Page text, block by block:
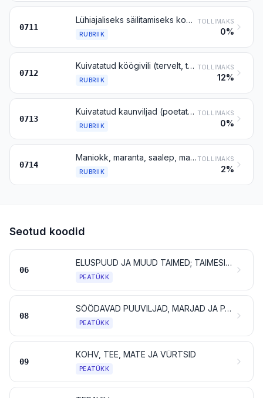
0711
Lühiajaliseks säilitamiseks konserveeritud, kuid kohe tarbimiseks kõlbmatu köögivili
RUBRIIK
TOLLIMAKS
0%
0712
Kuivatatud köögivili (tervelt, tükeldatult, viilutatult, purustatult või pulbrina), muul viisil töötlemata
RUBRIIK
TOLLIMAKS
12%
0713
Kuivatatud kaunviljad (poetatud, kooritud või koorimata, tükeldatud või tükeldamata)
RUBRIIK
TOLLIMAKS
0%
0714
Maniokk, maranta, saalep, maapirn, bataat jms kõrge tärklise- või inuliinisisaldusega juured ja mugulad (värsked, jahutatud, külmutatud või kuivatatud, tükeldamata või tükeldatud või graanulitena); saagopalmi säsi
RUBRIIK
TOLLIMAKS
2%
Seotud koodid
06
ELUSPUUD JA MUUD TAIMED; TAIMESIBULAD, -JUURED JMS; LÕIKELILLED JA DEKORATIIVNE TAIMMATERJAL
PEATÜKK
08
SÖÖDAVAD PUUVILJAD, MARJAD JA PÄHKLID; TSITRUSVILJADE JA MELONITE KOOR
PEATÜKK
09
KOHV, TEE, MATE JA VÜRTSID
PEATÜKK